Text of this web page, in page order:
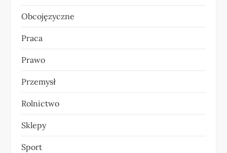
Obcojęzyczne
Praca
Prawo
Przemysł
Rolnictwo
Sklepy
Sport